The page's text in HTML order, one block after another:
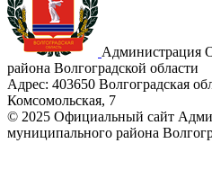
Администрация
района Волгоградской области
Адрес: 403650 Волгоградская
Комсомольская, 7
© 2025 Официальный сайт
муниципального района